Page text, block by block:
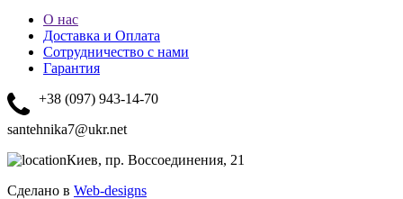
О нас
Доставка и Оплата
Сотрудничество с нами
Гарантия
+38 (097) 943-14-70
santehnika7@ukr.net
Киев, пр. Воссоединения, 21
Сделано в Web-designs